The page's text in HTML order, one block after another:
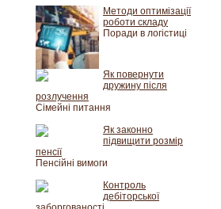
Методи оптимізації
роботи складу
Поради в логістиці
Як повернути
дружину після
розлучення
Сімейні питання
Як законно
підвищити розмір
пенсії
Пенсійні вимоги
Контроль
дебіторської